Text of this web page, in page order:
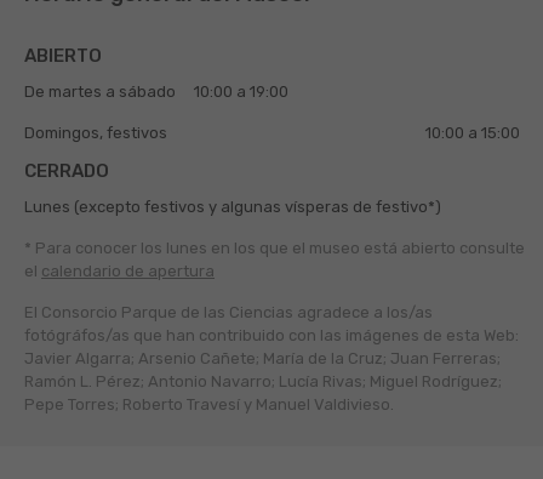
ABIERTO
De martes a sábado 10:00 a 19:00
Domingos, festivos 10:00 a 15:00
CERRADO
Lunes (excepto festivos y algunas vísperas de festivo*)
* Para conocer los lunes en los que el museo está abierto consulte
el calendario de apertura
El Consorcio Parque de las Ciencias agradece a los/as
fotógráfos/as que han contribuido con las imágenes de esta Web:
Javier Algarra; Arsenio Cañete; María de la Cruz; Juan Ferreras;
Ramón L. Pérez; Antonio Navarro; Lucía Rivas; Miguel Rodríguez;
Pepe Torres; Roberto Travesí y Manuel Valdivieso.